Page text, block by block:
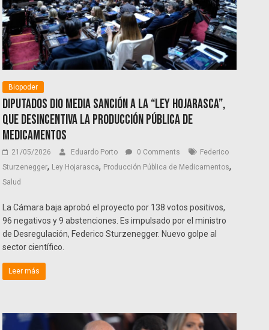
Biopoder
Diputados dio media sanción a la “Ley Hojarasca”,
que desincentiva la producción pública de
medicamentos
21/05/2026 Eduardo Porto 0 Comments
Federico
Sturzenegger, Ley Hojarasca, Producción Pública de Medicamentos,
Salud
La Cámara baja aprobó el proyecto por 138 votos positivos,
96 negativos y 9 abstenciones. Es impulsado por el ministro
de Desregulación, Federico Sturzenegger. Nuevo golpe al
sector científico.
Leer más